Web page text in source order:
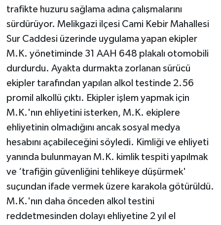
trafikte huzuru sağlama adına çalışmalarını
sürdürüyor. Melikgazi ilçesi Cami Kebir Mahallesi
Sur Caddesi üzerinde uygulama yapan ekipler
M.K. yönetiminde 31 AAH 648 plakalı otomobili
durdurdu. Ayakta durmakta zorlanan sürücü
ekipler tarafından yapılan alkol testinde 2.56
promil alkollü çıktı. Ekipler işlem yapmak için
M.K.'nın ehliyetini isterken, M.K. ekiplere
ehliyetinin olmadığını ancak sosyal medya
hesabını açabileceğini söyledi. Kimliği ve ehliyeti
yanında bulunmayan M.K. kimlik tespiti yapılmak
ve ‘trafiğin güvenliğini tehlikeye düşürmek'
suçundan ifade vermek üzere karakola götürüldü.
M.K.'nın daha önceden alkol testini
reddetmesinden dolayı ehliyetine 2 yıl el